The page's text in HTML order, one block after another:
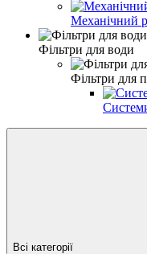
Механічний
Фільтри для води
Фільтри для
Всі категорії